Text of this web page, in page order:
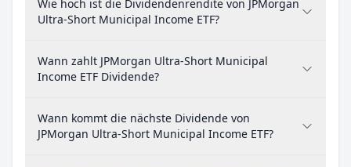
Wie hoch ist die Dividendenrendite von JPMorgan
Ultra-Short Municipal Income ETF?
Wann zahlt JPMorgan Ultra-Short Municipal
Income ETF Dividende?
Wann kommt die nächste Dividende von
JPMorgan Ultra-Short Municipal Income ETF?